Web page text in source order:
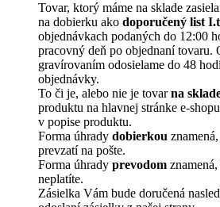
Tovar, ktorý máme na sklade
na dobierku ako doporučený list
objednávkach podaných do 12:00
pracovný deň po objednaní tovaru.
gravírovaním odosielame do 48
objednávky.
To či je, alebo nie je tovarna
produktu na hlavnej stránke e-
v popise produktu.
Forma úhrady dobierkou
prevzatí na pošte.
Forma úhrady prevodom
neplatíte.
Zásielka Vám bude doručená